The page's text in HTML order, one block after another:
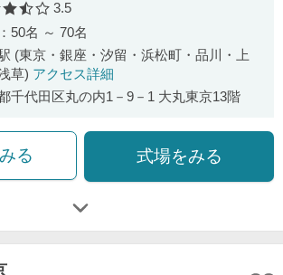
口コミ評価
3.5
50名 ～ 70名
(東京・銀座・汐留・浜松町・品川・上
草) アクセス詳細
千代田区丸の内1－9－1 大丸東京13階
る 式場をみる